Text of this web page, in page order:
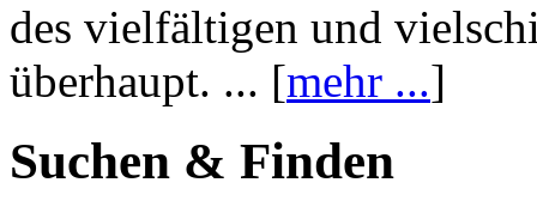
des vielfältigen und
überhaupt. ... [mehr ...]
Suchen & Finden